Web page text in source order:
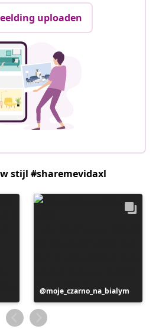
uploaden
stijl #sharemevidaxl
Bericht
gepubliceerd
door
moje_czarno_na_bialym